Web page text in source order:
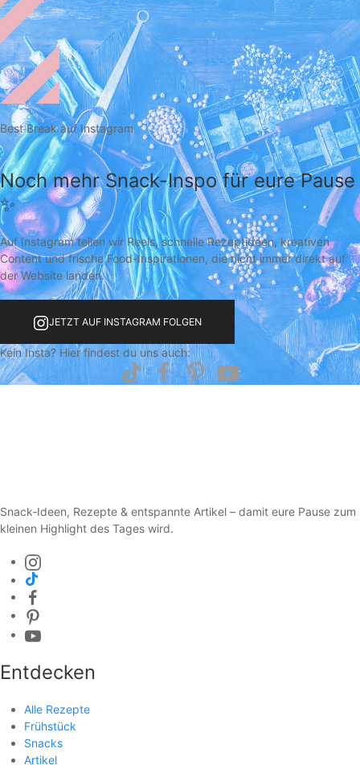
Best Break auf Instagram
Noch mehr Snack-Inspo für eure Pause
✨
Auf Instagram teilen wir Reels, schnelle Rezeptideen, kreativen
Content und frische Food-Inspirationen, die nicht immer direkt auf
der Website landen.
JETZT AUF INSTAGRAM FOLGEN
Kein Insta? Hier findest du uns auch:
Snack-Ideen, Rezepte & entspannte Artikel – damit eure Pause zum
kleinen Highlight des Tages wird.
Entdecken
Alle Rezepte
Frühstück
Snacks
Artikel